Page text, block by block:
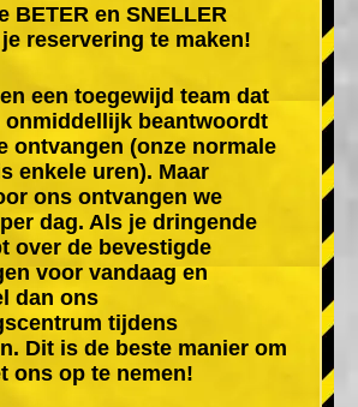
BETER en SNELLER
reservering te maken!
een toegewijd team dat
onmiddellijk beantwoordt
ontvangen (onze normale
enkele uren). Maar
ons ontvangen we
dag. Als je dringende
over de bevestigde
voor vandaag en
dan ons
tijdens
Dit is de beste manier om
ons op te nemen!